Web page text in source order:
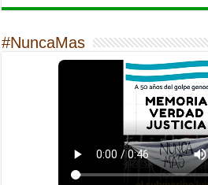
#NuncaMas